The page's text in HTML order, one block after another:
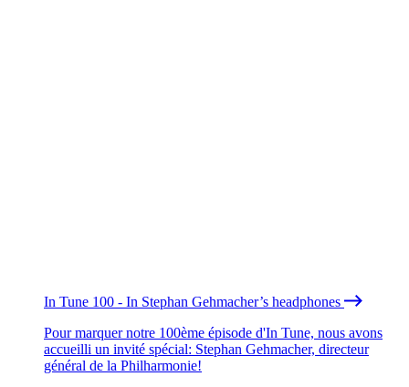
In Tune 100 - In Stephan Gehmacher’s headphones
Pour marquer notre 100ème épisode d'In Tune, nous avons
accueilli un invité spécial: Stephan Gehmacher, directeur
général de la Philharmonie!